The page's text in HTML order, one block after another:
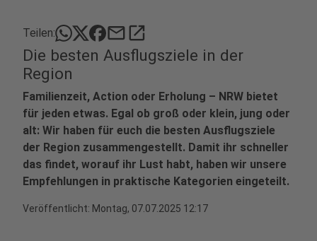
Teilen: mailopen_in_new
Die besten Ausflugsziele in der
Region
Familienzeit, Action oder Erholung – NRW bietet
für jeden etwas. Egal ob groß oder klein, jung oder
alt: Wir haben für euch die besten Ausflugsziele
der Region zusammengestellt. Damit ihr schneller
das findet, worauf ihr Lust habt, haben wir unsere
Empfehlungen in praktische Kategorien eingeteilt.
Veröffentlicht: Montag, 07.07.2025 12:17